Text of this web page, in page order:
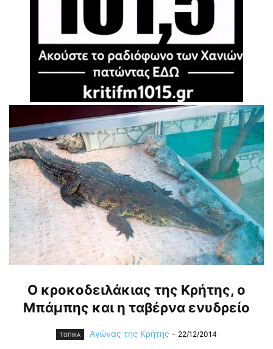
Ο κροκοδειλάκιας της Κρήτης, ο
Μπάμπης και η ταβέρνα ενυδρείο
ΤΟΠΙΚΑ Αγώνας της Κρήτης - 22/12/2014